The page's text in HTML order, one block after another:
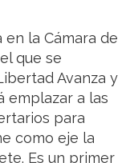
la Cámara de
que se
Avanza y
emplazar a las
para
como eje la
Es un primer